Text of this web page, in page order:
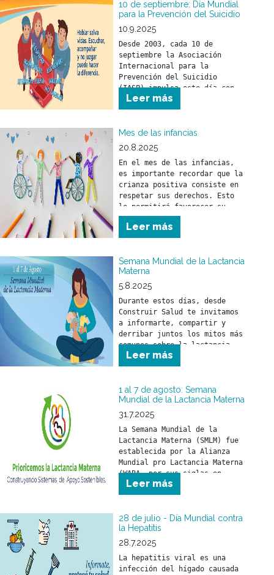
10 de septiembre: Día Mundial
para la Prevención del Suicidio
10.9.2025
Desde 2003, cada 10 de
septiembre la Asociación
Internacional para la
Prevención del Suicidio
(IASP) impulsa este día con
el objetivo de promover
compromisos y acciones
Leer más
Mes de las infancias
20.8.2025
En el mes de las infancias,
es importante recordar que la
crianza positiva consiste en
respetar sus derechos. Esto
le permitirá favorecer su
desarrollo físico, mental y
social.
Leer más
Semana Mundial de la Lactancia
Materna
5.8.2025
Durante estos días, desde
Construir Salud te invitamos
a informarte, compartir y
derribar juntos los mitos más
comunes sobre la lactancia.
Leer más
1 al 7 de agosto: Semana
Mundial de la Lactancia Materna
31.7.2025
La Semana Mundial de la
Lactancia Materna (SMLM) fue
establecida por la Alianza
Mundial pro Lactancia Materna
(WABA, por sus siglas en
inglés) y se celebra durante
los primeros días de agosto
Leer más
28 de julio - Día Mundial contra
la Hepatitis
28.7.2025
La hepatitis viral es una
infección del hígado causada